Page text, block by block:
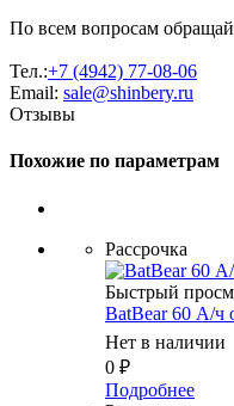
По всем вопросам
Тел.:+7 (4942) 77-08-06
Email: sale@shinbery.ru
Отзывы
Похожие по параметрам
Рассрочка
Быстрый
BatBear 60 А/ч
Нет в наличии
0 ₽
Подробнее